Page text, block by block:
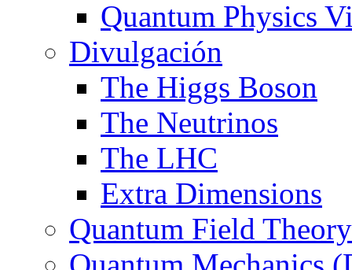
Quantum Physics
Divulgación
The Higgs Boson
The Neutrinos
The LHC
Extra Dimensions
Quantum Field